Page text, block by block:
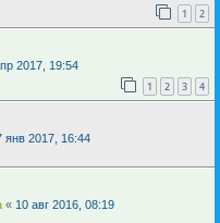
1 2
2017, 19:54
1 2 3 4
янв 2017, 16:44
« 10 авг 2016, 08:19